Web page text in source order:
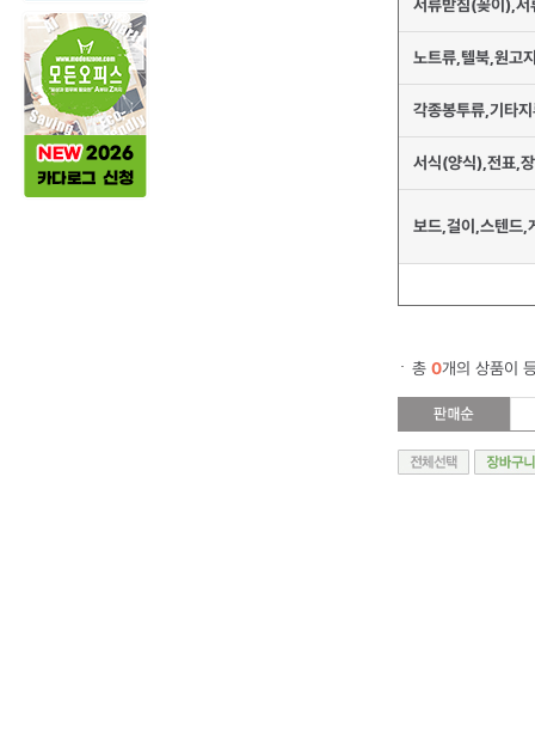
서류받침(꽂이),서
노트류,텔북,원고
각종봉투류,기타지
서식(양식),전표,
보드,걸이,스텐드,
총 0개의 상품이